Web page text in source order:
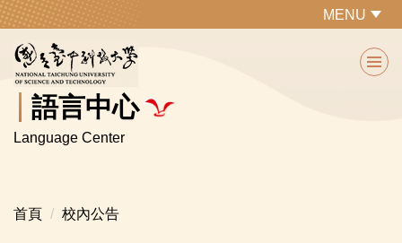
跳
主
要
容
區
語言中心
Language Center
MENU
首頁 校內公告